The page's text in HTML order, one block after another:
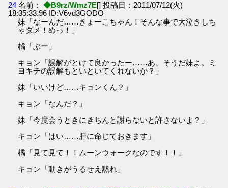
24 名前： ◆B9rz/Wmz7E[] 投稿日：2011/07/12(火)
18:35:33.96 ID:V6vd3GODO
妹「なーんだ……きょーこちゃん！そんな事で大泣きしち
ゃダメ！めっ！」
橘「ぶー」
キョン「誤解がとけて良かったー……あ、そうだ妹よ。ミ
ヨキチの誤解もといといてくれないか？」
妹「いいけど……キョンくん？」
キョン「なんだ？」
妹「今度会うときにきちんと謝らないと許さないよ？」
キョン「はい……肝に命じておきます」
橘「見て見て！！ムーンウォークなのです！！」
キョン「動きがうるせえ黙れ」